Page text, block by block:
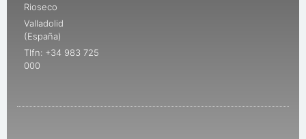
Rioseco
Valladolid
(España)
Tlfn: +34 983 725
000